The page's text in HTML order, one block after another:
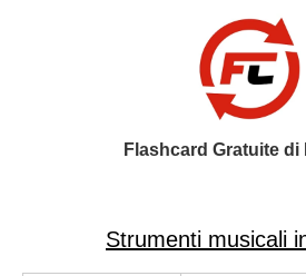
Flashcard Gratuite di
Strumenti musicali